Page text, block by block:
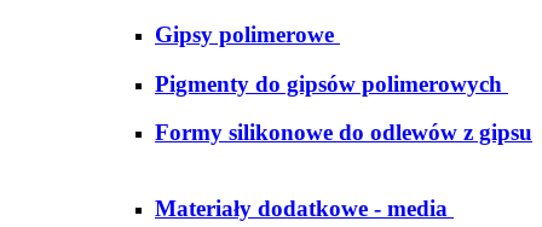
Gipsy polimerowe
Pigmenty do gipsów polimerowych
Formy silikonowe do odlewów z gipsu
Materiały dodatkowe - media